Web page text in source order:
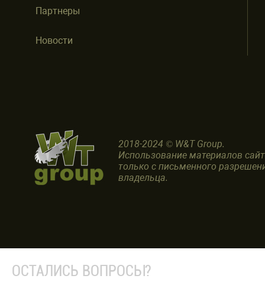
Партнеры
Новости
2018-2024 © W&T Group.
Использование материалов
только с письменного
владельца.
ОСТАЛИСЬ ВОПРОСЫ?